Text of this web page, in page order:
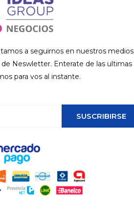
a seguirnos en nuestros medios
Neswletter. Enterate de las ultimas
para vos al instante.
SUSCRIBIRSE